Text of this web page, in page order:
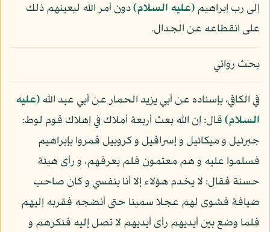
إلى رب إبراهيم(عليه السلام)دون أمر الله ليعينهم ذلك
على انقطاعه عن الجدال.
بحث روائي
في الكافي، بإسناده عن أبي يزيد الحمار عن أبي عبد الله(عليه
السلام)قال: إن الله بعث أربعة أملاك في إهلاك قوم لوط:
جبرئيل و ميكائيل و إسرافيل و كروبيل فمروا بإبراهيم
فسلموا عليه و هم معتمون فلم يعرفهم، و رأى هيئة
حسنة فقال: لا يخدم هؤلاء إلا أنا بنفسي و كان صاحب
ضيافة فشوى لهم عجلا سمينا حتى أنضجه فقربه إليهم
فلما وضع بين أيديهم رأى أيديهم لا تصل إليه فنكرهم و